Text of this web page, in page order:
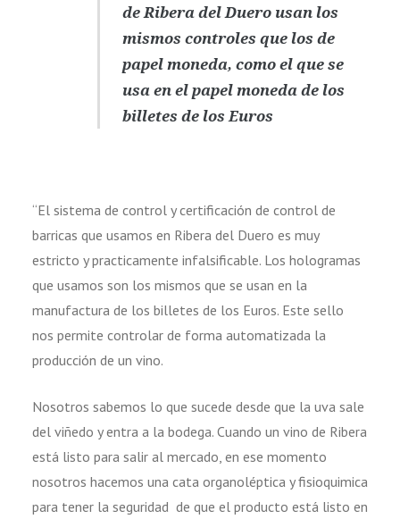
de Ribera del Duero usan los
mismos controles que los de
papel moneda, como el que se
usa en el papel moneda de los
billetes de los Euros
“El sistema de control y certificación de control de
barricas que usamos en Ribera del Duero es muy
estricto y practicamente infalsificable. Los hologramas
que usamos son los mismos que se usan en la
manufactura de los billetes de los Euros. Este sello
nos permite controlar de forma automatizada la
producción de un vino.
Nosotros sabemos lo que sucede desde que la uva sale
del viñedo y entra a la bodega. Cuando un vino de Ribera
está listo para salir al mercado, en ese momento
nosotros hacemos una cata organoléptica y fisioquimica
para tener la seguridad de que el producto está listo en